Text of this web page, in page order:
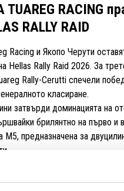
TUAREG RACING
RALLY RAID
Racing и Якопо Черути
Hellas Rally Raid 2026. За
Rally-Cerutti спечели
класиране.
затвърди доминацията на
брилянтно на първо и
M5, предназначена за